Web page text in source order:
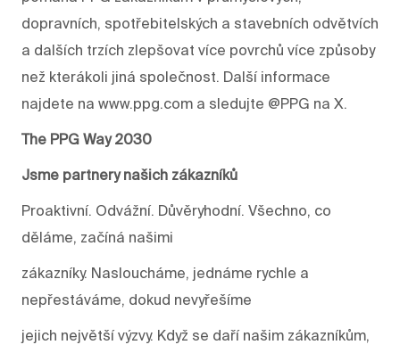
dopravních, spotřebitelských a stavebních odvětvích
a dalších trzích zlepšovat více povrchů více způsoby
než kterákoli jiná společnost. Další informace
najdete na www.ppg.com a sledujte @PPG na X.
The PPG Way 2030
Jsme partnery našich zákazníků
Proaktivní. Odvážní. Důvěryhodní. Všechno, co
děláme, začíná našimi
zákazníky. Nasloucháme, jednáme rychle a
nepřestáváme, dokud nevyřešíme
jejich největší výzvy. Když se daří našim zákazníkům,